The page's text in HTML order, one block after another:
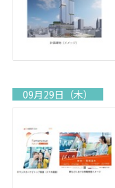
09月29日（木）